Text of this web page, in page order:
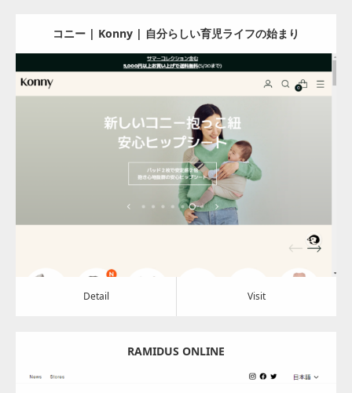
コニー | Konny | 自分らしい育児ライフの始まり
Update:2024.08.01
Category: アパレル・バッグ
Detail Visit
RAMIDUS ONLINE